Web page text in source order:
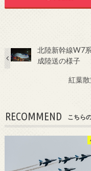
北陸新幹線W7
成陸送の様子
紅葉
RECOMMEND こちら